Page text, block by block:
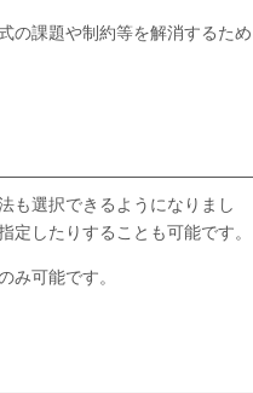
の課題や制約等を解消するため
も選択できるようになりまし
したりすることも可能です。
可能です。